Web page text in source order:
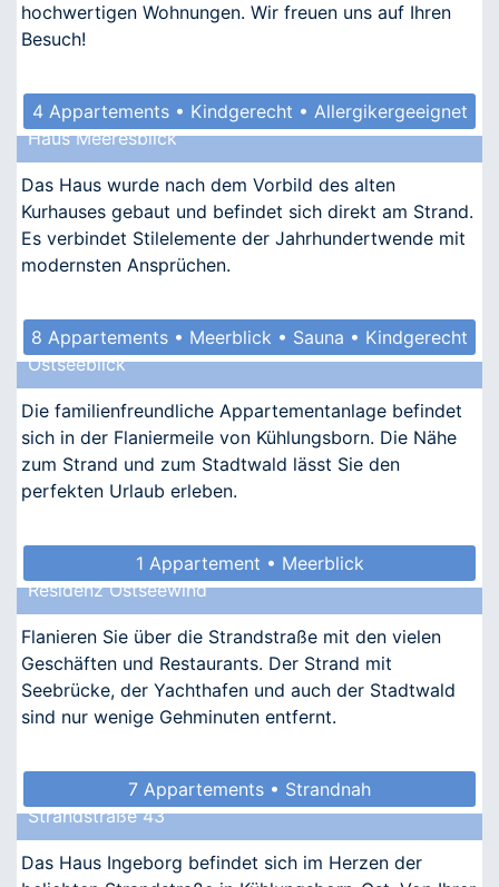
hochwertigen Wohnungen. Wir freuen uns auf Ihren
Besuch!
4 Appartements • Kindgerecht • Allergikergeeignet
Haus Meeresblick
Das Haus wurde nach dem Vorbild des alten
Kurhauses gebaut und befindet sich direkt am Strand.
Es verbindet Stilelemente der Jahrhundertwende mit
modernsten Ansprüchen.
8 Appartements • Meerblick • Sauna • Kindgerecht
Ostseeblick
Die familienfreundliche Appartementanlage befindet
sich in der Flaniermeile von Kühlungsborn. Die Nähe
zum Strand und zum Stadtwald lässt Sie den
perfekten Urlaub erleben.
1 Appartement • Meerblick
Residenz Ostseewind
Flanieren Sie über die Strandstraße mit den vielen
Geschäften und Restaurants. Der Strand mit
Seebrücke, der Yachthafen und auch der Stadtwald
sind nur wenige Gehminuten entfernt.
7 Appartements • Strandnah
Strandstraße 43
Das Haus Ingeborg befindet sich im Herzen der